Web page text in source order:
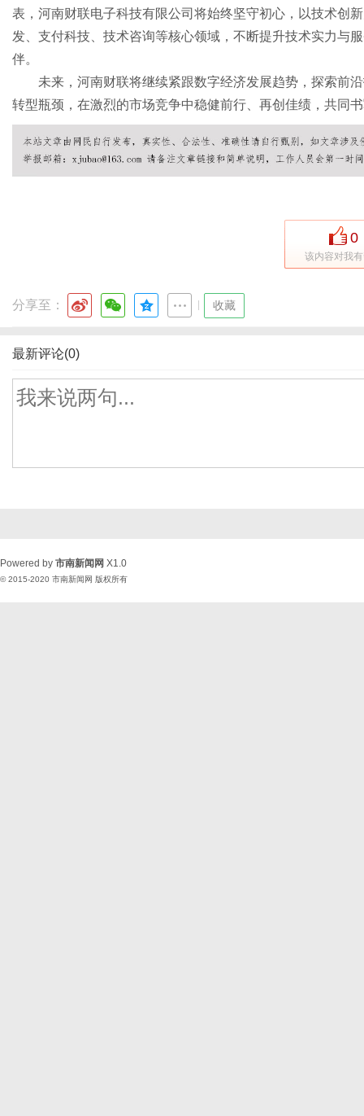
表，河南财联电子科技有限公司将始终坚守初心，以技术创
发、支付科技、技术咨询等核心领域，不断提升技术实力与
伴。
未来，河南财联将继续紧跟数字经济发展趋势，探索前
转型瓶颈，在激烈的市场竞争中稳健前行、再创佳绩，共同
0
该内容对我
分享至： 收藏
最新评论(0)
Powered by 市南新闻网 X1.0
© 2015-2020 市南新闻网 版权所有